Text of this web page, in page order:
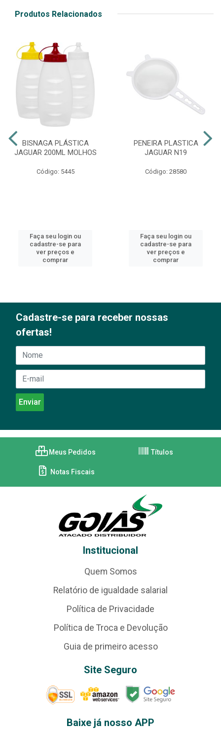
Produtos Relacionados
BISNAGA PLÁSTICA
JAGUAR 200ML MOLHOS
Código: 5445
Faça seu login ou
cadastre-se para
ver preços e
comprar
PENEIRA PLASTICA
JAGUAR N19
Código: 28580
Faça seu login ou
cadastre-se para
ver preços e
comprar
Cadastre-se para receber nossas
ofertas!
Meus Pedidos Títulos
Notas Fiscais
Institucional
Quem Somos
Relatório de igualdade salarial
Política de Privacidade
Política de Troca e Devolução
Guia de primeiro acesso
Site Seguro
Baixe já nosso APP